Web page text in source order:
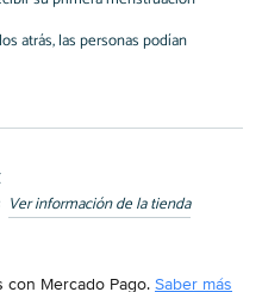
atrás, las personas podían
Ver información de la tienda
con Mercado Pago. Saber más